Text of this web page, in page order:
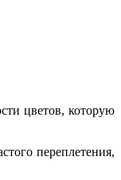
цветов, которую
переплетения,